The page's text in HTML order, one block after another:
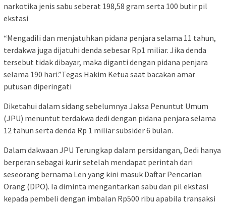
narkotika jenis sabu seberat 198,58 gram serta 100 butir pil
ekstasi
“Mengadili dan menjatuhkan pidana penjara selama 11 tahun,
terdakwa juga dijatuhi denda sebesar Rp1 miliar. Jika denda
tersebut tidak dibayar, maka diganti dengan pidana penjara
selama 190 hari.”Tegas Hakim Ketua saat bacakan amar
putusan diperingati
Diketahui dalam sidang sebelumnya Jaksa Penuntut Umum
(JPU) menuntut terdakwa dedi dengan pidana penjara selama
12 tahun serta denda Rp 1 miliar subsider 6 bulan.
Dalam dakwaan JPU Terungkap dalam persidangan, Dedi hanya
berperan sebagai kurir setelah mendapat perintah dari
seseorang bernama Len yang kini masuk Daftar Pencarian
Orang (DPO). Ia diminta mengantarkan sabu dan pil ekstasi
kepada pembeli dengan imbalan Rp500 ribu apabila transaksi